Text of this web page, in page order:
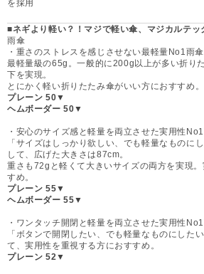
を採用
■ネギより軽い？！マジで軽い傘、マジカルテッ
雨傘
・重さのストレスを感じさせない最軽量No1雨
最軽量級の65g。一般的に200g以上が多い折り
下を実現。
とにかく軽い折りたたみ傘がいい方におすすめ。
プレーン 50▼
ヘムボーダー 50▼
・安心のサイズ感と軽量を両立させた実用性
「サイズはしっかり欲しい、でも軽量なものに
して、広げた大きさは87cm。
重さも72gと軽くて大きいサイズの両方を実現
すめ。
プレーン 55▼
ヘムボーダー 55▼
・ワンタッチ開閉と軽量を両立させた実用性
「ボタンで開閉したい、でも軽量なものにした
て、実用性を重視する方におすすめ。
プレーン 52▼